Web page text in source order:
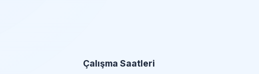
Çalışma Saatleri